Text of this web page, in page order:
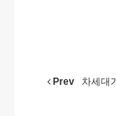
Prev 차세대